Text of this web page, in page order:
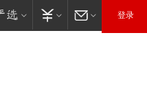
登录